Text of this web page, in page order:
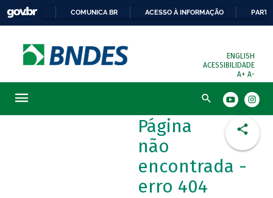
COMUNICA BR ACESSO À INFORMAÇÃO
ENGLISH
ACESSIBILIDADE
A+ A-
Busca
Página
não
encontrada -
erro 404